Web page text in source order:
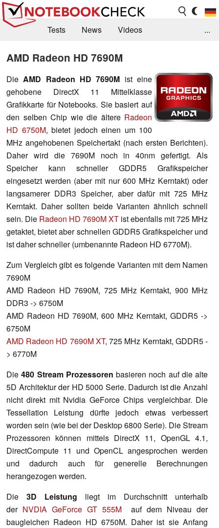
Tests News
Videos
Jobs
Forum
...
AMD Radeon HD 7690M
DieAMD Radeon HD 7690M ist eine
gehobene DirectX 11 Mittelklasse
Grafikkarte für Notebooks. Sie basiert auf
den selben Chip wie die ältere Radeon
HD 6750M, bietet jedoch einen um 100
MHz angehobenen Speichertakt (nach ersten Berichten).
Daher wird die 7690M noch in 40nm gefertigt. Als
Speicher kann schneller GDDR5 Grafikspeicher
eingesetzt werden (aber mit nur 600 MHz Kerntakt) oder
langsamerer DDR3 Speicher, aber dafür mit 725 MHz
Kerntakt. Daher sollten beide Varianten ähnlich schnell
sein. Die Radeon HD 7690M XT ist ebenfalls mit 725 MHz
getaktet, bietet aber schnellen GDDR5 Grafikspeicher und
ist daher schneller (umbenannte Radeon HD 6770M).
Zum Vergleich gibt es folgende Varianten mit dem Namen
7690M
AMD Radeon HD 7690M, 725 MHz Kerntakt, 900 MHz
DDR3 -> 6750M
AMD Radeon HD 7690M, 600 MHz Kerntakt, GDDR5 ->
6750M
AMD Radeon HD 7690M XT, 725 MHz Kerntakt, GDDR5 -
> 6770M
Die480 Stream Prozessoren basieren noch auf die alte
5D Architektur der HD 5000 Serie. Dadurch ist die Anzahl
nicht direkt mit Nvidia GeForce Chips vergleichbar. Die
Tessellation Leistung dürfte jedoch etwas verbessert
worden sein (wie bei der Desktop 6800 Serie). Die Stream
Prozessoren können mittels DirectX 11, OpenGL 4.1,
DirectCompute 11 und OpenCL angesprochen werden
und dadurch auch für generelle Berechnungen
herangezogen werden.
Die 3D Leistung liegt im Durchschnitt unterhalb
der NVDIA GeForce GT 555Mauf dem Niveau der
baugleichen Radeon HD 6750M. Daher ist sie Anfang